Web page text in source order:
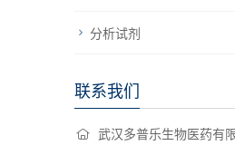
分析试剂
联系我们
武汉多普乐生物医药有